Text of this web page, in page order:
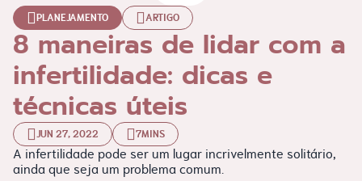
PLANEJAMENTO ARTIGO
8 maneiras de lidar com a
infertilidade: dicas e
técnicas úteis
JUN 27, 2022 7MINS
A infertilidade pode ser um lugar incrivelmente solitário,
ainda que seja um problema comum.